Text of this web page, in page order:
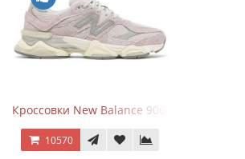
Кроссовки New Balance 9060 December Sky
10570